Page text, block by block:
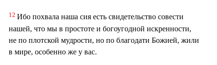
12 Ибо похвала наша сия есть свидетельство совести
нашей, что мы в простоте и богоугодной искренности,
не по плотской мудрости, но по благодати Божией, жили
в мире, особенно же у вас.